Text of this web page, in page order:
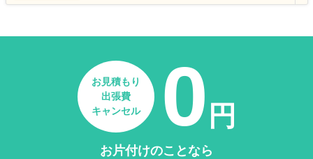
お見積もり
出張費
キャンセル
0 円
お片付けのことなら